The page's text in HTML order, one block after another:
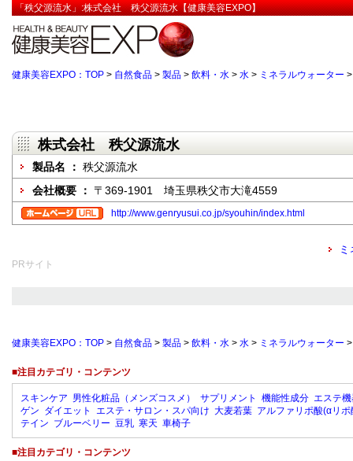
「秩父源流水」:株式会社 秩父源流水【健康美容EXPO】
健康美容EXPO：TOP > 自然食品 > 製品 > 飲料・水 > 水 > ミネラルウォーター
株式会社 秩父源流水
製品名 ： 秩父源流水
会社概要 ： 〒369-1901 埼玉県秩父市大滝4559
http://www.genryusui.co.jp/syouhin/index.html
PRサイト
健康美容EXPO：TOP > 自然食品 > 製品 > 飲料・水 > 水 > ミネラルウォーター
■注目カテゴリ・コンテンツ
スキンケア 男性化粧品（メンズコスメ） サプリメント 機能性成分 エステ
ゲン ダイエット エステ・サロン・スパ向け 大麦若葉 アルファリポ酸(αリポ
テイン ブルーベリー 豆乳 寒天 車椅子
■注目カテゴリ・コンテンツ